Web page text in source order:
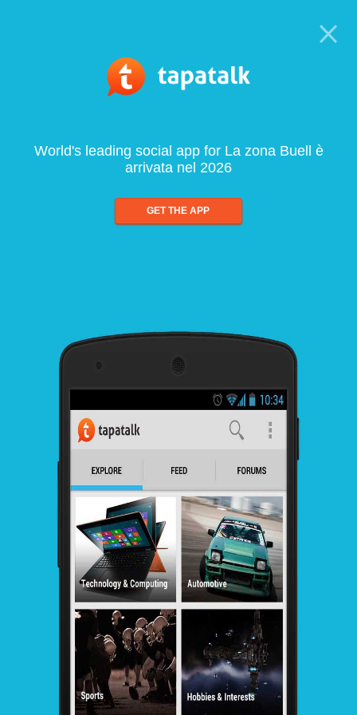
World's leading social app for La zona Buell è
arrivata nel 2026
GET THE APP